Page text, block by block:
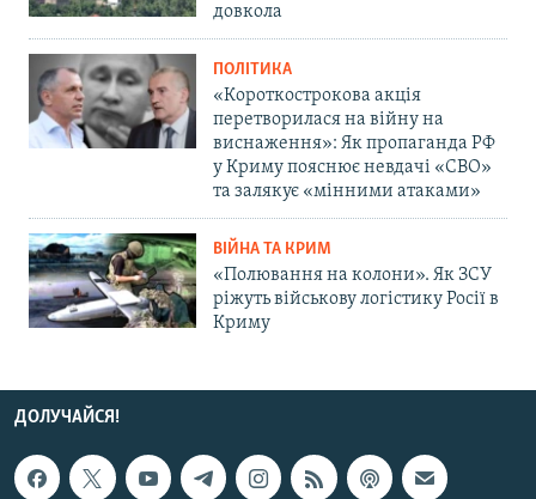
довкола
ПОЛІТИКА
«Короткострокова акція
перетворилася на війну на
виснаження»: Як пропаганда РФ
у Криму пояснює невдачі «СВО»
та залякує «мінними атаками»
ВІЙНА ТА КРИМ
«Полювання на колони». Як ЗСУ
ріжуть військову логістику Росії в
Криму
ДОЛУЧАЙСЯ!